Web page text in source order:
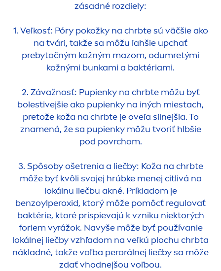
zásadné rozdiely:
1. Veľkosť: Póry pokožky na chrbte sú väčšie ako
na tvári, takže sa môžu ľahšie upchať
prebytočným kožným mazom, odumretými
kožnými bunkami a baktériami.
2. Závažnosť: Pupienky na chrbte môžu byť
bolestivejšie ako pupienky na iných miestach,
pretože koža na chrbte je oveľa silnejšia. To
znamená, že sa pupienky môžu tvoriť hlbšie
pod povrchom.
3. Spôsoby ošetrenia a liečby: Koža na chrbte
môže byť kvôli svojej hrúbke menej citlivá na
lokálnu liečbu akné. Príkladom je
benzoylperoxid, ktorý môže pomôcť regulovať
baktérie, ktoré prispievajú k vzniku niektorých
foriem vyrážok. Navyše môže byť používanie
lokálnej liečby vzhľadom na veľkú plochu chrbta
nákladné, takže voľba perorálnej liečby sa môže
zdať vhodnejšou voľbou.